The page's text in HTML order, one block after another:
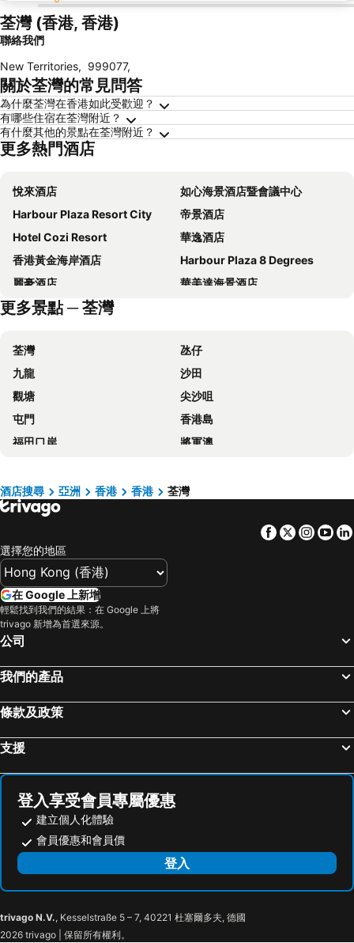
荃灣 (香港, 香港)
聯絡我們
New Territories, 999077,
關於荃灣的常見問答
為什麼荃灣在香港如此受歡迎？
有哪些住宿在荃灣附近？
有什麼其他的景點在荃灣附近？
更多熱門酒店
悅來酒店
如心海景酒店暨會議中心
Harbour Plaza Resort City
帝景酒店
Hotel Cozi Resort
華逸酒店
香港黃金海岸酒店
Harbour Plaza 8 Degrees
麗豪酒店
華美達海景酒店
Hotel COZi Harbour View
旺角維景酒店
青逸酒店
香港汀蘭居
香港遠東絲麗酒店
帝京酒店
Dorsett Kwun Tong, Hong Kong
九龍維景酒店
歷山酒店
IW Hotel
香港珀麗酒店
Dorsett Tsuen Wan, Hong Kong
冠藍軒(鴨脷洲)
華麗銅鑼灣酒店 (貝斯特韋斯特成員酒店)
富薈馬頭圍酒店
Hotel Ease Tsuen Wan
Hotel Ease Access Tsuen Wan
Nina Hotel Kowloon East
旭逸酒店‧旺角
富薈炮台山酒店
Mini Central
香港華大盛品酒店 (貝斯特韋斯特成員酒店)
Crowne Plaza Hong Kong Kowloon East By Ihg
Hotel YX Lai Chi Kok
E Hotel Hong Kong
Metroplace Boutique
Butterfly on LKF, Central
新投棧賓館
Spin
更多景點 ─ 荃灣
荃灣
氹仔
九龍
沙田
觀塘
尖沙咀
屯門
香港島
福田口岸
將軍澳
香港國際機場
南山區
東涌
Wan Chai Metro Station
深水埗區
香港迪士尼樂園
羅湖口岸
東門步行街
越秀區
中環
羅湖口岸
Tsing Yi Metro Station
天河區
九龍城
番禺區
朗豪坊
Causeway Bay Metro Station
荔灣區
世界之窗
Tsuen Wan Metro Station
Tai Wo Hau Metro Station
酒店搜尋 亞洲 香港 香港 荃灣
Facebook
Twitter
選擇您的地區
在 Google 上新增
輕鬆找到我們的結果：在 Google 上將
trivago 新增為首選來源。
公司
我們的產品
條款及政策
支援
登入享受會員專屬優惠
建立個人化體驗
會員優惠和會員價
登入
trivago N.V., Kesselstraße 5 – 7, 40221 杜塞爾多夫, 德國
2026 trivago | 保留所有權利。